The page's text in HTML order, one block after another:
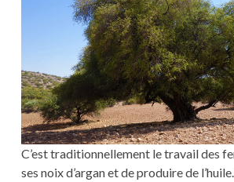
C’est traditionnellement le travail des
ses noix d’argan et de produire de